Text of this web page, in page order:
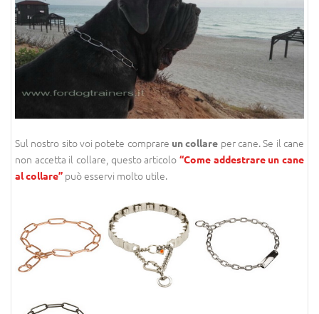
Sul nostro sito voi potete comprare un collare per cane. Se il cane
non accetta il collare, questo articolo “Come addestrare un cane
al collare” può esservi molto utile.